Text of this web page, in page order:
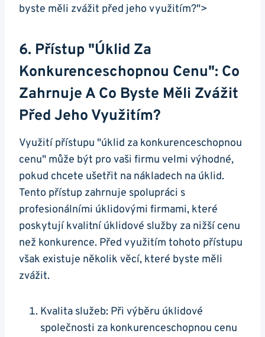
byste měli zvážit před jeho využitím?">
6. Přístup "úklid Za
Konkurenceschopnou Cenu": Co
Zahrnuje A Co Byste Měli Zvážit
Před Jeho Využitím?
Využití přístupu "úklid za konkurenceschopnou
cenu" může být pro vaši firmu velmi výhodné,
pokud chcete ušetřit na nákladech na úklid.
Tento přístup zahrnuje spolupráci s
profesionálními úklidovými firmami, které
poskytují kvalitní úklidové služby za nižší cenu
než konkurence. Před využitím tohoto přístupu
však existuje několik věcí, které byste měli
zvážit.
Kvalita služeb: Při výběru úklidové
společnosti za konkurenceschopnou cenu